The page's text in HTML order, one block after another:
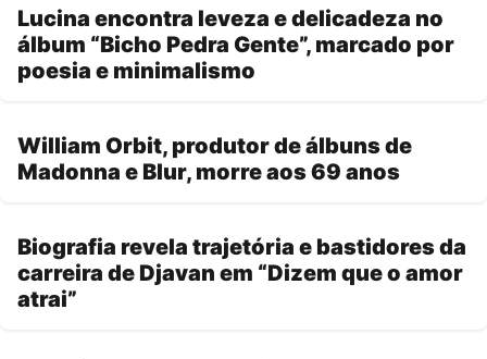
Lucina encontra leveza e delicadeza no
álbum “Bicho Pedra Gente”, marcado por
poesia e minimalismo
William Orbit, produtor de álbuns de
Madonna e Blur, morre aos 69 anos
Biografia revela trajetória e bastidores da
carreira de Djavan em “Dizem que o amor
atrai”